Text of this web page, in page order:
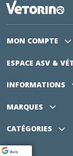
MON COMPTE
ESPACE ASV &
INFORMATIONS
MARQUES
CATÉGORIES